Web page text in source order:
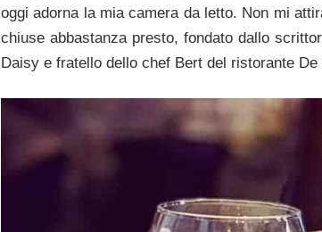
oggi adorna la mia camera da letto. Non mi
chiuse abbastanza presto, fondato dallo
Daisy e fratello dello chef Bert del ristorante